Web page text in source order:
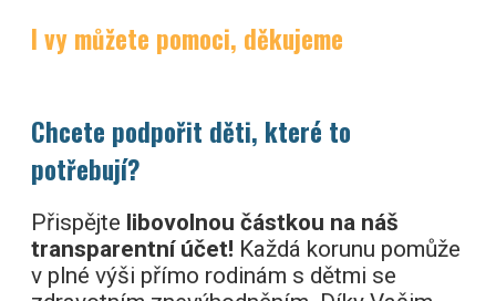
I vy můžete pomoci, děkujeme
Chcete podpořit děti, které to
potřebují?
Přispějte libovolnou částkou na náš
transparentní účet! Každá korunu pomůže
v plné výši přímo rodinám s dětmi se